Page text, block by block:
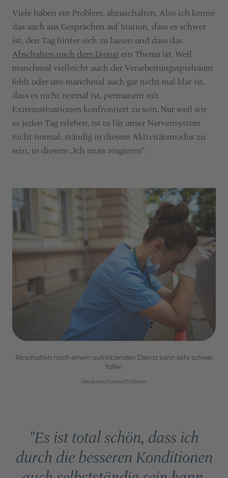
Viele haben ein Problem, abzuschalten. Also ich kenne
das auch aus Gesprächen auf Station, dass es schwer
ist, den Tag hinter sich zu lassen und dass das
Abschalten nach dem Dienst ein Thema ist. Weil
manchmal vielleicht auch der Verarbeitungsspielraum
fehlt oder uns manchmal auch gar nicht mal klar ist,
dass es nicht normal ist, permanent mit
Extremsituationen konfrontiert zu sein. Nur weil wir
es jeden Tag erleben, ist es für unser Nervensystem
nicht normal, ständig in diesem Aktivitätsmodus zu
sein, in diesem „Ich muss reagieren“.
Abschalten nach einem aufreibenden Dienst kann sehr schwer
fallen
iStock.com/:CentralITAlliance
"Es ist total schön, dass ich
durch die besseren Konditionen